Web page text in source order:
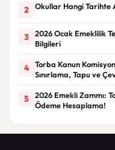
2 Okullar Hangi Tarihte
3
2026 Ocak Emeklilik
Bilgileri
4
Torba Kanun
Sınırlama, Tapu ve
5
2026 Emekli Zammı:
Ödeme Hesaplama!